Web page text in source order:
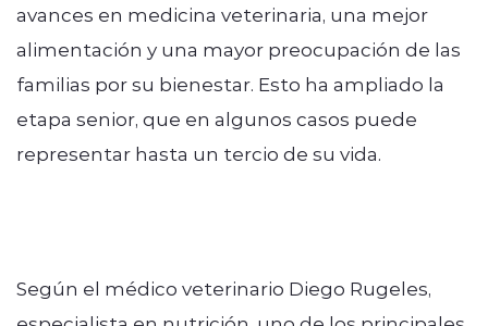
avances en medicina veterinaria, una mejor
alimentación y una mayor preocupación de las
familias por su bienestar. Esto ha ampliado la
etapa senior, que en algunos casos puede
representar hasta un tercio de su vida.
Según el médico veterinario Diego Rugeles,